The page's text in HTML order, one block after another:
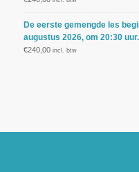
De eerste gemengde les
augustus 2026, om 20:30 uur.
€240,00 incl. btw